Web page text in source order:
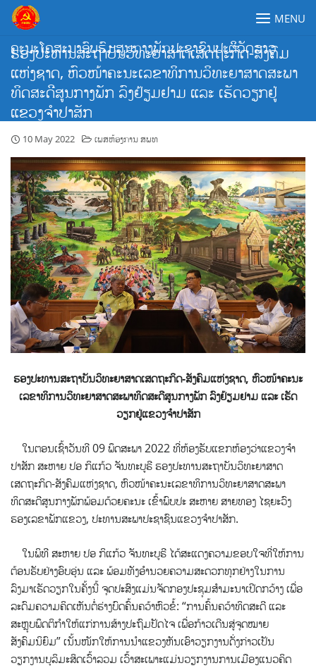
Skip
content
ຄະນະໂຄສະນາອົບຮົມສູນກາງພັກປະຊາຊົນປະຕິວັດລາວ
MENU
ຮອງປະທານສະຖາບັນວິທະຍາສາດເສດຖະກິດ-ສັງຄົມ
ແຫ່ງຊາດ, ຫົວໜ້າຄະນະເລຂາທິການວິທະຍາສາດສະພາ
ທິດສະດີສູນກາງພັກ ລົງຢ້ຽມຢາມ ແລະ ເຮັດວຽກຢູ່
ແຂວງຈຳປາສັກ
10 May 2022 ເພສຫ້ອງການ ສພທ
ຮອງປະທານສະຖາບັນວິທະຍາສາດເສດຖະກິດ-ສັງຄົມແຫ່ງຊາດ, ຫົວໜ້າຄະນະ
ເລຂາທິການວິທະຍາສາດສະພາທິດສະດີສູນກາງພັກລົງຢ້ຽມຢາມ ແລະ ເຮັດ
ວຽກຢູ່ແຂວງຈຳປາສັກ
ໃນຕອນເຊົ້າວັນທີ 09 ພຶດສະພາ 2022 ທີ່ຫ້ອງຮັບແຂກຫ້ອງວ່າແຂວງຈຳ
ປາສັກ ສະຫາຍ ປອ ກິແກ້ວ ຈັນທະບູຣີ ຮອງປະທານສະຖາບັນວິທະຍາສາດ
ເສດຖະກິດ-ສັງຄົມແຫ່ງຊາດ, ຫົວໜ້າຄະນະເລຂາທິການວິທະຍາສາດສະພາ
ທິດສະດີສູນກາງພັກພ້ອມດ້ວຍຄະນະເຂົ້າພົບປະ ສະຫາຍ ສາຍທອງ ໄຊຍະວົງ
ຮອງເລຂາພັກແຂວງ, ປະທານສະພາປະຊາຊົນແຂວງຈຳປາສັກ.
ໃນພິທີ ສະຫາຍ ປອ ກິແກ້ວ ຈັນທະບູຣີ ໄດ້ສະແດງຄວາມຂອບໃຈທີ່ໃຫ້ການ
ຕ້ອນຮັບຢ່າງອົບອຸ່ນ ແລະ ພ້ອມທັງອຳນວຍຄວາມສະດວກທຸກຢ່າງໃນການ
ລົງມາເຮັດວຽກໃນຄັ້ງນີ້ ຈຸດປະສົງແມ່ນຈັດກອງປະຊຸມສຳມະນາເປີດກວ້າງ ເພື່ອ
ລະດົມຄວາມຄິດເຫັນຕໍ່ຮ່າງບົດຄົ້ນຄວ້າຫົວຂໍ້: “ການຄົ້ນຄວ້າທິດສະດີ ແລະ
ສະຫຼຸບພຶດຕິກຳໃຫ້ແກ່ການສ້າງປະຖົມປັດໄຈ ເພື່ອກ້າວເດີນສູ່ຈຸດໝາຍ
ສັງຄົມນິຍົມ” ເນັ້ນໜັກໃຫ້ການນຳແຂວງຫັນເອົາວຽກງານດ່ັງກ່າວເປັນ
ວຽກງານບຸລິມະສິດເວົ້າລວມ ເວົ້າສະເພາະແມ່ນວຽກງານການເມືອງແນວຄິດ